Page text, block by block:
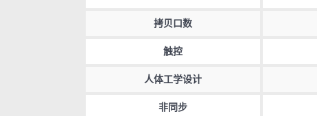
拷贝口数
触控
人体工学设计
非同步